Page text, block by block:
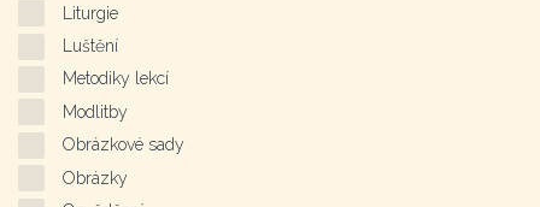
Liturgie
Luštění
Metodiky lekcí
Modlitby
Obrázkové sady
Obrázky